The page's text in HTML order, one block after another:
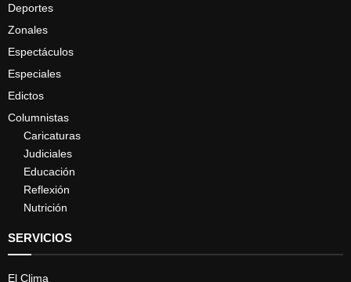
Deportes
Zonales
Espectáculos
Especiales
Edictos
Columnistas
Caricaturas
Judiciales
Educación
Reflexión
Nutrición
SERVICIOS
El Clima